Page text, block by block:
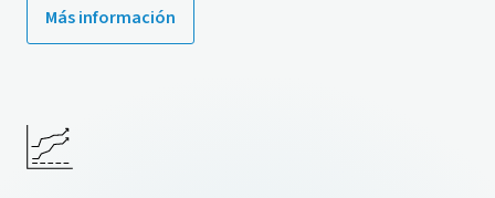
Más información